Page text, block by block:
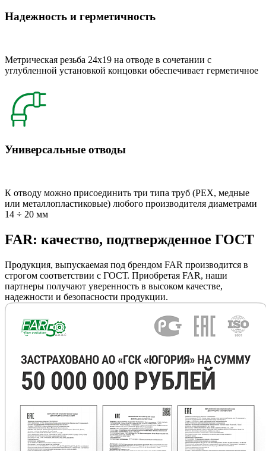
Надежность и герметичность
Метрическая резьба 24x19 на отводе в сочетании с
углубленной установкой концовки обеспечивает герметичное
Универсальные отводы
К отводу можно присоединить три типа труб (РЕХ, медные
или металлопластиковые) любого производителя диаметрами
14 ÷ 20 мм
FAR: качество, подтвержденное ГОСТ
Продукция, выпускаемая под брендом FAR производится в
строгом соответствии с ГОСТ. Приобретая FAR, наши
партнеры получают уверенность в высоком качестве,
надежности и безопасности продукции.